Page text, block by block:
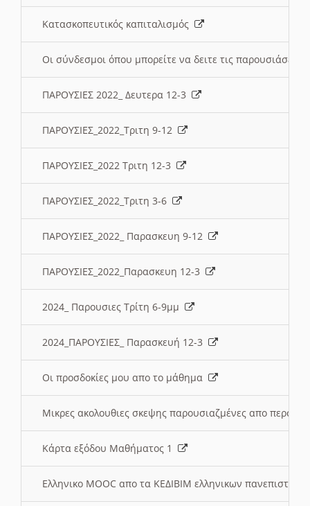
Κατασκοπευτικός καπιταλισμός
Οι σύνδεσμοι όπου μπορείτε να δειτε τις παρουσιάσεις
ΠΑΡΟΥΣΙΕΣ 2022_ Δευτερα 12-3
ΠΑΡΟΥΣΙΕΣ_2022_Τριτη 9-12
ΠΑΡΟΥΣΙΕΣ_2022 Τριτη 12-3
ΠΑΡΟΥΣΙΕΣ_2022_Τριτη 3-6
ΠΑΡΟΥΣΙΕΣ_2022_ Παρασκευη 9-12
ΠΑΡΟΥΣΙΕΣ_2022_Παρασκευη 12-3
2024_ Παρουσιες Τρίτη 6-9μμ
2024_ΠΑΡΟΥΣΙΕΣ_ Παρασκευή 12-3
Οι προσδοκίες μου απο το μάθημα
Μικρες ακολουθιες σκεψης παρουσιαζμένες απο
Κάρτα εξόδου Μαθήματος 1
Ελληνικο MOOC απο τα ΚΕΔΙΒΙΜ ελληνικων